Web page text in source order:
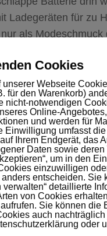
Ladegeräten für zu
als
Telefons.
doch nur ein Hype…
Hype iPhone
Unwissenheit,
Homophobie,
Cookies
unserer Webseite
für den Warenkorb)
nicht-notwendigen
Online-
und werden für
Einwilligung umfasst
Ihrem Endgerät, das
Daten sowie
um in den
einzuwilligen
entscheiden. Sie
verwalten“ detaillierte
von Cookies
Sie können die
auch
oder